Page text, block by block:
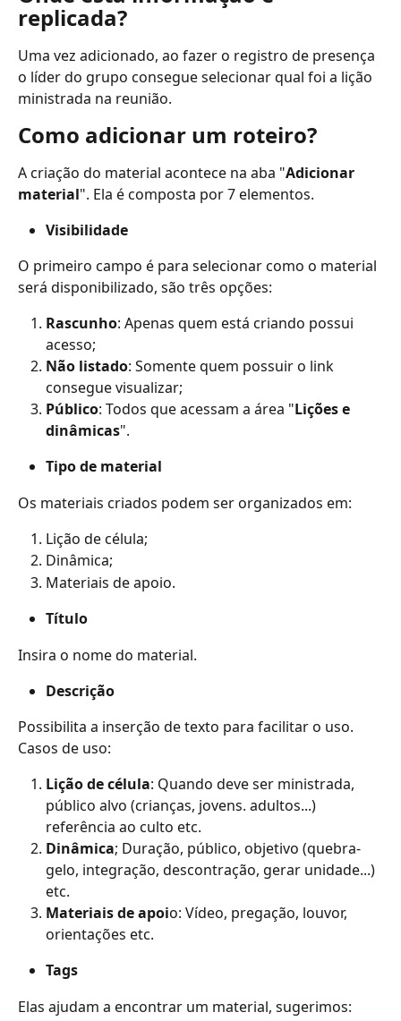
replicada?
Uma vez adicionado, ao fazer o registro de presença
o líder do grupo consegue selecionar qual foi a lição
ministrada na reunião.
Como adicionar um roteiro?
A criação do material acontece na aba "Adicionar
material". Ela é composta por 7 elementos.
Visibilidade
O primeiro campo é para selecionar como o material
será disponibilizado, são três opções:
Rascunho: Apenas quem está criando possui
acesso;
Não listado: Somente quem possuir o link
consegue visualizar;
Público: Todos que acessam a área "Lições e
dinâmicas".
Tipo de material
Os materiais criados podem ser organizados em:
Lição de célula;
Dinâmica;
Materiais de apoio.
Título
Insira o nome do material.
Descrição
Possibilita a inserção de texto para facilitar o uso.
Casos de uso:
Lição de célula: Quando deve ser ministrada,
público alvo (crianças, jovens. adultos...)
referência ao culto etc.
Dinâmica; Duração, público, objetivo (quebra-
gelo, integração, descontração, gerar unidade...)
etc.
Materiais de apoio: Vídeo, pregação, louvor,
orientações etc.
Tags
Elas ajudam a encontrar um material, sugerimos: